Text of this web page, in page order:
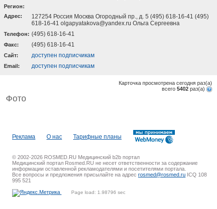
Регион:
Адрес:
127254 Россия Москва Огородный пр., д. 5 (495) 618-16-41 (495)
618-16-41 olgapyatakova@yandex.ru Ольга Сергеевна
Телефон: (495) 618-16-41
Факс: (495) 618-16-41
Cайт: доступен подписчикам
Email: доступен подписчикам
Карточка просмотрена сегодня раз(a)
всего 5402 раз(a)
Фото
Реклама О нас Тарифные планы
© 2002-2026 ROSMED.RU Медицинский b2b портал
Медицинский портал Rosmed.RU не несет ответственности за содержание
информации оставленной рекламодателями и посетителями портала.
Все вопросы и предложения присылайте на адрес rosmed@rosmed.ru ICQ 108
995 521
Page load: 1.98796 sec